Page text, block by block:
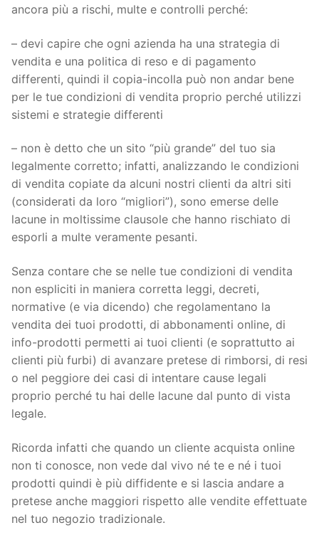
ancora più a rischi, multe e controlli perché:
– devi capire che ogni azienda ha una strategia di
vendita e una politica di reso e di pagamento
differenti, quindi il copia-incolla può non andar bene
per le tue condizioni di vendita proprio perché utilizzi
sistemi e strategie differenti
– non è detto che un sito “più grande” del tuo sia
legalmente corretto; infatti, analizzando le condizioni
di vendita copiate da alcuni nostri clienti da altri siti
(considerati da loro “migliori”), sono emerse delle
lacune in moltissime clausole che hanno rischiato di
esporli a multe veramente pesanti.
Senza contare che se nelle tue condizioni di vendita
non espliciti in maniera corretta leggi, decreti,
normative (e via dicendo) che regolamentano la
vendita dei tuoi prodotti, di abbonamenti online, di
info-prodotti permetti ai tuoi clienti (e soprattutto ai
clienti più furbi) di avanzare pretese di rimborsi, di resi
o nel peggiore dei casi di intentare cause legali
proprio perché tu hai delle lacune dal punto di vista
legale.
Ricorda infatti che quando un cliente acquista online
non ti conosce, non vede dal vivo né te e né i tuoi
prodotti quindi è più diffidente e si lascia andare a
pretese anche maggiori rispetto alle vendite effettuate
nel tuo negozio tradizionale.